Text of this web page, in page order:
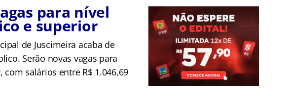
para nível
e superior
de Juscimeira acaba de
Serão novas vagas para
salários entre R$ 1.046,69